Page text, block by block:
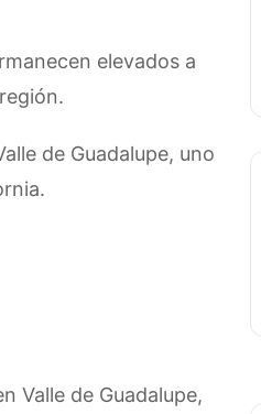
elevados a
de Guadalupe, uno
Valle de Guadalupe,